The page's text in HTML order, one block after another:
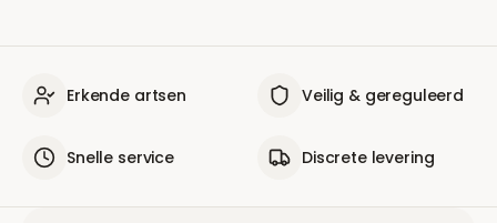
Erkende artsen Veilig & gereguleerd
Snelle service Discrete levering